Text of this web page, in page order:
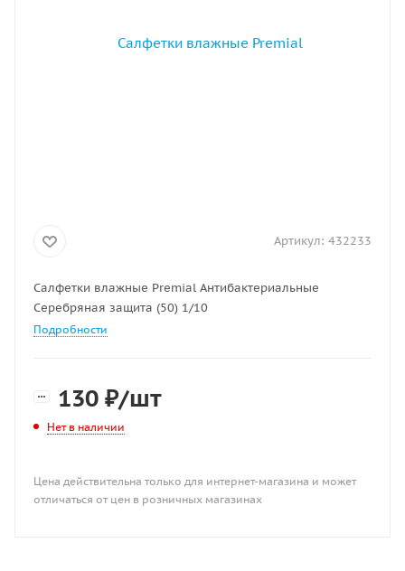
Артикул: 432233
Салфетки влажные Premial Антибактериальные
Серебряная защита (50) 1/10
Подробности
130 ₽/шт
Нет в наличии
Цена действительна только для интернет-магазина и может
отличаться от цен в розничных магазинах